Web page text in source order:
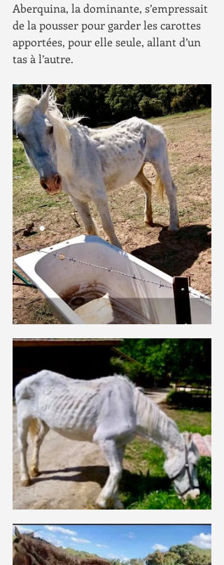
Aberquina, la dominante, s’empressait
de la pousser pour garder les carottes
apportées, pour elle seule, allant d’un
tas à l’autre.